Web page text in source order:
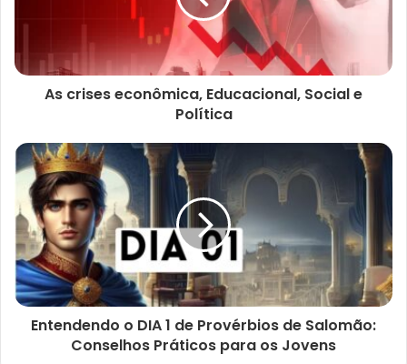
As crises econômica, Educacional, Social e
Política
Entendendo o DIA 1 de Provérbios de Salomão:
Conselhos Práticos para os Jovens